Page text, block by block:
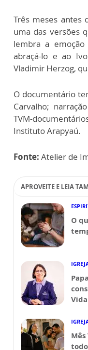
Três meses antes
uma das versões
lembra a
abraçá-lo e ao
Vladimir Herzog,
O documentário
Carvalho;
TVM-
Instituto Arapyaú.
Fonte: Atelier de
APROVEITE E LEIA
O